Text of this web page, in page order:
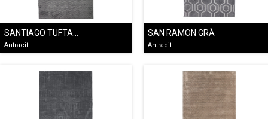
Antracit
SAN RAMON GRÅ
Antracit